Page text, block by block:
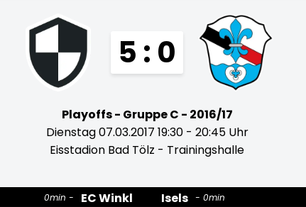
5 : 0
Playoffs - Gruppe C - 2016/17
Dienstag 07.03.2017 19:30 - 20:45 Uhr
Eisstadion Bad Tölz - Trainingshalle
EC Winkl
0min Isels 0min